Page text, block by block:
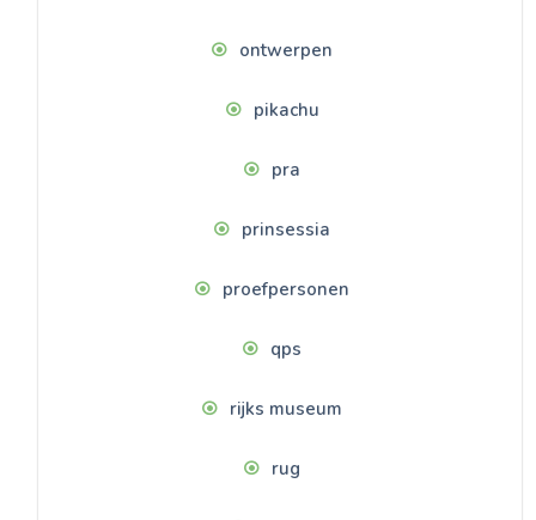
ontwerpen
pikachu
pra
prinsessia
proefpersonen
qps
rijks museum
rug